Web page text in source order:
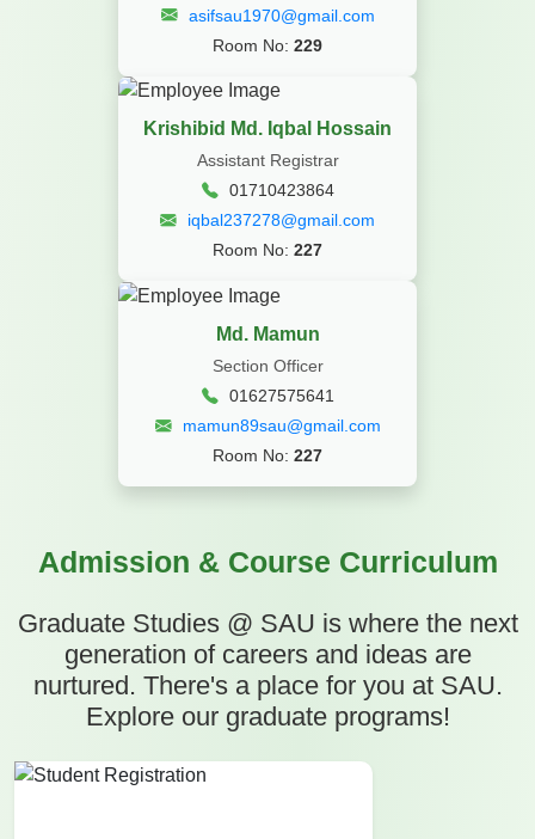
asifsau1970@gmail.com
Room No: 229
Krishibid Md. Iqbal Hossain
Assistant Registrar
01710423864
iqbal237278@gmail.com
Room No: 227
Md. Mamun
Section Officer
01627575641
mamun89sau@gmail.com
Room No: 227
Admission & Course Curriculum
Graduate Studies @ SAU is where the next
generation of careers and ideas are
nurtured. There's a place for you at SAU.
Explore our graduate programs!